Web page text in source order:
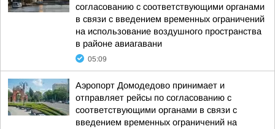
согласованию с соответствующими органами
в связи с введением временных ограничений
на использование воздушного пространства
в районе авиагавани
05:09
Аэропорт Домодедово принимает и
отправляет рейсы по согласованию с
соответствующими органами в связи с
введением временных ограничений на